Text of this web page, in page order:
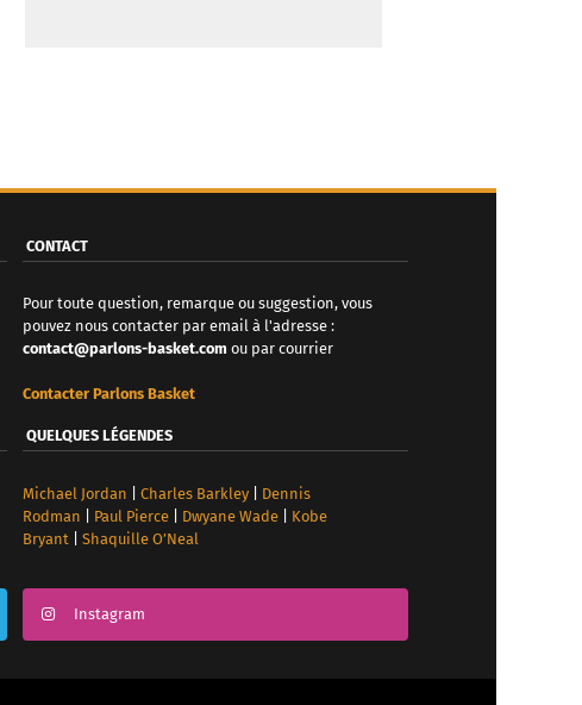
CONTACT
Pour toute question, remarque ou suggestion, vous
pouvez nous contacter par email à l'adresse :
contact@parlons-basket.com ou par courrier
Contacter Parlons Basket
QUELQUES LÉGENDES
Michael Jordan Charles Barkley| Dennis
Rodman
Paul Pierce| Dwyane Wade| Kobe
Bryant
Shaquille O’Neal
Instagram